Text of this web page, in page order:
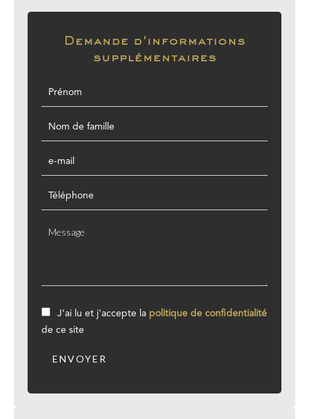
Demande d'informations
supplémentaires
J’ai lu et j'accepte la politique de confidentialité
de ce site
ENVOYER